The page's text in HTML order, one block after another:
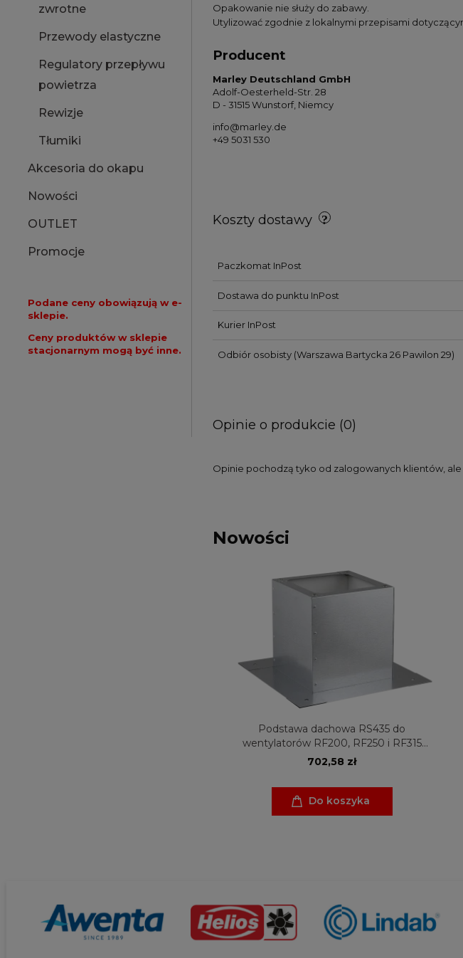
zwrotne
Przewody elastyczne
Regulatory przepływu
powietrza
Rewizje
Tłumiki
Akcesoria do okapu
Nowości
OUTLET
Promocje
Podane ceny obowiązują w e-
sklepie.
Ceny produktów w sklepie
stacjonarnym mogą być inne.
Opakowanie nie służy do zabawy.
Utylizować zgodnie z lokalnymi przepisami
Producent
Marley Deutschland GmbH
Adolf-Oesterheld-Str. 28
D - 31515 Wunstorf, Niemcy
info@marley.de
+49 5031 530
Koszty dostawy
Paczkomat InPost
Dostawa do punktu InPost
Kurier InPost
Odbiór osobisty(Warszawa Bartycka 26 Pawilon 29)
Opinie o produkcie (0)
Opinie pochodzą tyko od zalogowanych klientów,
Nowości
Podstawa dachowa RS435 do
wentylatorów RF200, RF250 i RF315
Venture Industries
702,58 zł
Do koszyka